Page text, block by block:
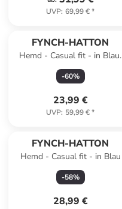
UVP: 69,99 €*
FYNCH-HATTON
Hemd - Casual fit - in Blau/
Orange
-60%
23,99 €
UVP: 59,99 €*
FYNCH-HATTON
Hemd - Casual fit - in Blau
-58%
28,99 €